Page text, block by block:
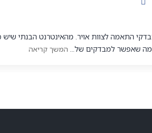
התאמה לצוות אויר. מהאינטרנט הבנתי שיש
שאפשר למבדקים של... המשך קריאה